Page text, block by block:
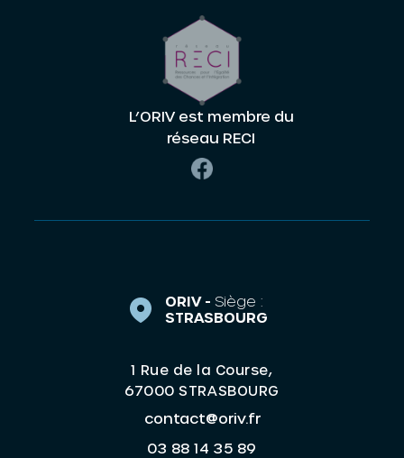
L’ORIV est membre du
réseau RECI
ORIV - Siège :
STRASBOURG
1 Rue de la Course,
67000 STRASBOURG
contact@oriv.fr
03 88 14 35 89